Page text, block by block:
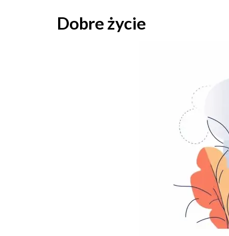
Dobre życie